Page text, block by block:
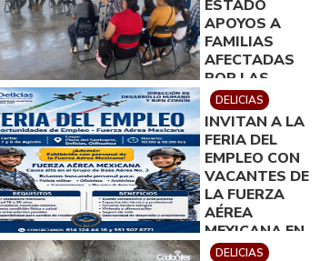
CATEO
INSTRUIDO
POR GILBERTO
LOYA
ESTADO
APOYOS A
FAMILIAS
AFECTADAS
POR LAS
LLUVIAS EN
JIMÉNEZ
DELICIAS
INVITAN A LA
FERIA DEL
EMPLEO CON
VACANTES DE
LA FUERZA
AÉREA
MEXICANA EN
DELICIAS
DELICIAS